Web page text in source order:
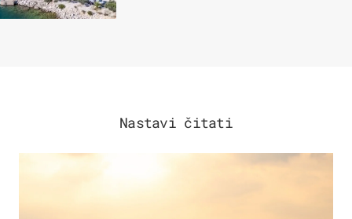
Nastavi čitati